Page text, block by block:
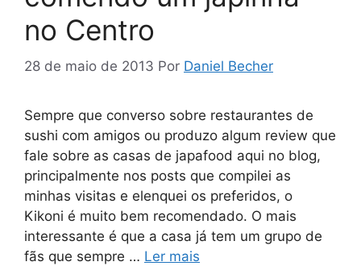
no Centro
28 de maio de 2013 Por Daniel Becher
Sempre que converso sobre restaurantes de
sushi com amigos ou produzo algum review que
fale sobre as casas de japafood aqui no blog,
principalmente nos posts que compilei as
minhas visitas e elenquei os preferidos, o
Kikoni é muito bem recomendado. O mais
interessante é que a casa já tem um grupo de
fãs que sempre … Ler mais